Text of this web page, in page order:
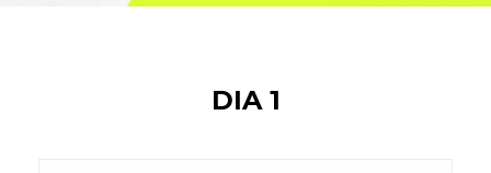
DIA 1